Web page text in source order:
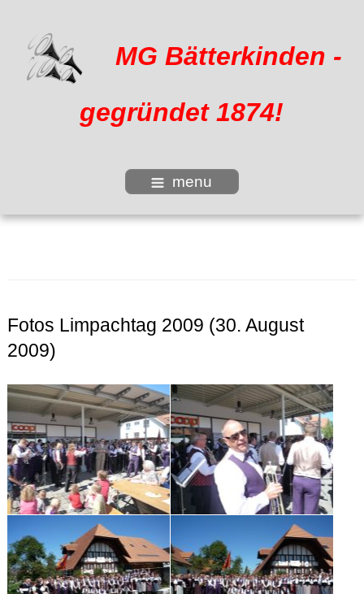
MG Bätterkinden -
gegründet 1874!
menu
Fotos Limpachtag 2009 (30. August
2009)